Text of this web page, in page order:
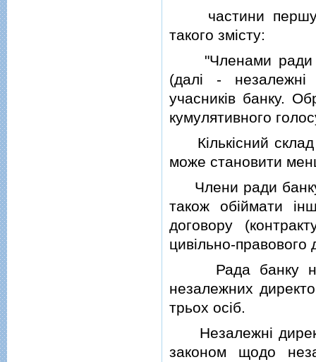
частини першу -
такого змiсту:
"Членами ради
(далi - незалежнi
учасникiв банку.
кумулятивного
Кiлькiсний склад
може становити
Члени ради банку
також обiймати
договору
цивiльно-правового
Рада банку не
незалежних
трьох осiб.
Незалежнi
законом щодо